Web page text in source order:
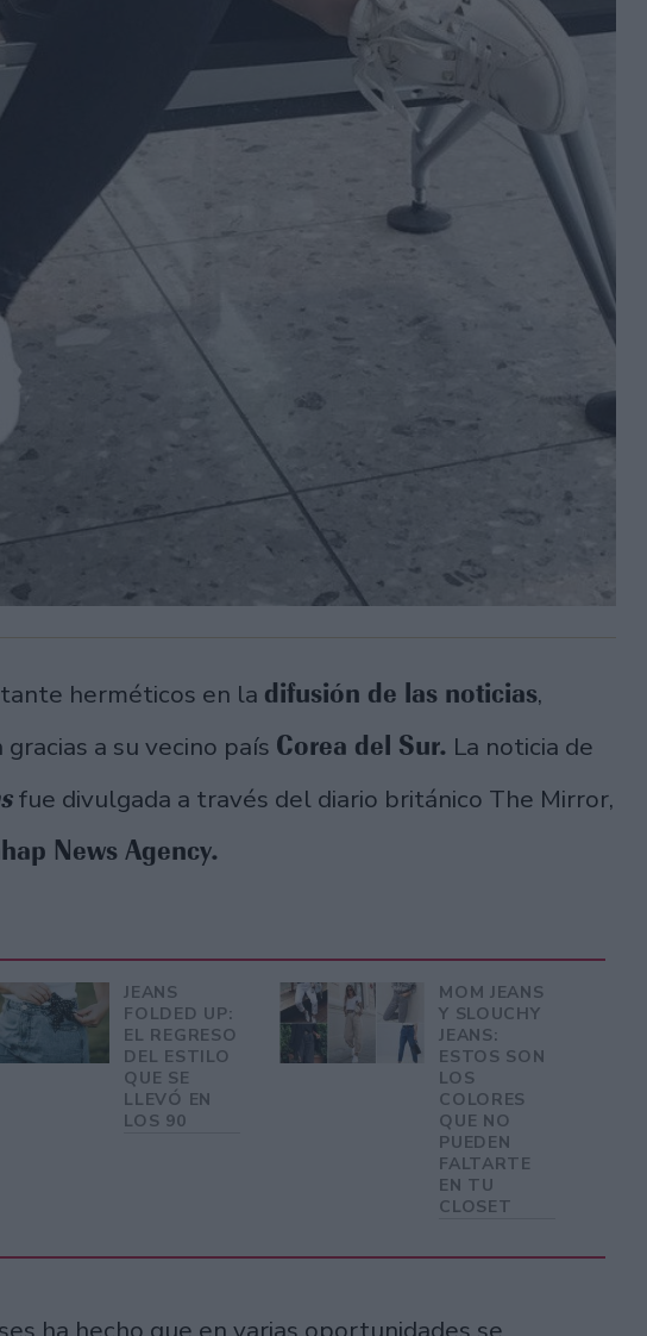
herméticos en la difusión de las noticias,
a su vecino país Corea del Sur. La noticia de
fue divulgada a través del diario británico The Mirror,
News Agency.
JEANS
FOLDED UP:
EL REGRESO
DEL ESTILO
QUE SE
LLEVÓ EN
LOS 90
MOM JEANS
Y SLOUCHY
JEANS:
ESTOS SON
LOS
COLORES
QUE NO
PUEDEN
FALTARTE
EN TU
CLOSET